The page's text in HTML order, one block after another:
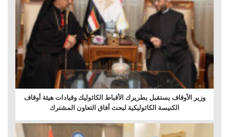
وزير الأوقاف يستقبل بطريرك الأقباط الكاثوليك وقيادات هيئة أوقاف
الكنيسة الكاثوليكية لبحث آفاق التعاون المشترك